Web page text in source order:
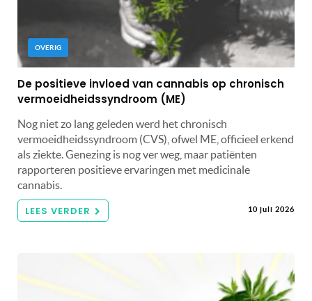
OVERIG
De positieve invloed van cannabis op chronisch
vermoeidheidssyndroom (ME)
Nog niet zo lang geleden werd het chronisch
vermoeidheidssyndroom (CVS), ofwel ME, officieel erkend
als ziekte. Genezing is nog ver weg, maar patiënten
rapporteren positieve ervaringen met medicinale
cannabis.
LEES VERDER 10 juli 2026